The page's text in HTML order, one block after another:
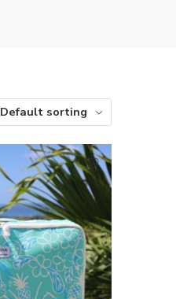
Default sorting